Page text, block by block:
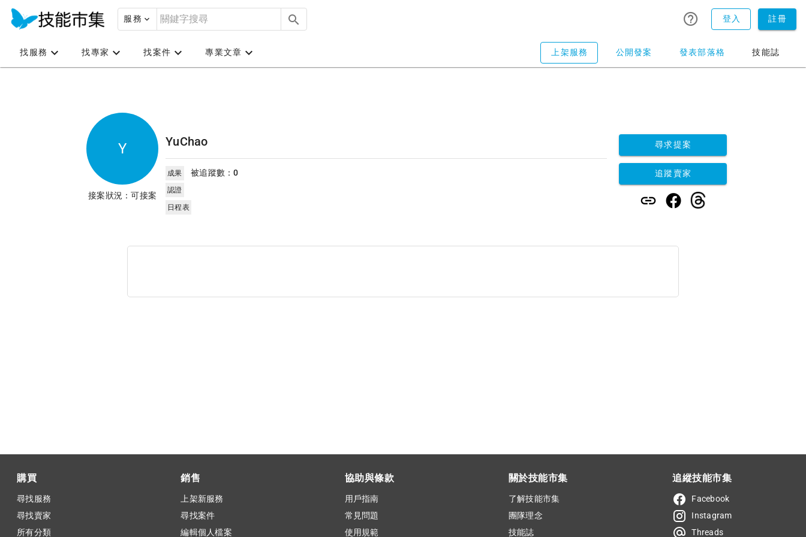
服務 登入 註冊
找服務 找專家 找案件 專業文章 上架服務 公開發案 發表部落格 技能誌
Y
接案狀況：可接案
YuChao
成果 被追蹤數：0
認證
日程表
尋求提案
追蹤賣家
購買
尋找服務
尋找賣家
所有分類
銷售
上架新服務
尋找案件
編輯個人檔案
協助與條款
用戶指南
常見問題
使用規範
關於技能市集
了解技能市集
團隊理念
技能誌
追縱技能市集
Facebook
Instagram
Threads